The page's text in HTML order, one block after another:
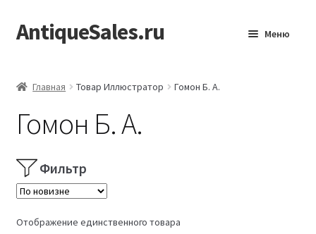
Перейти
к
Перейти
к
AntiqueSales.ru Меню
Главная Товар Иллюстратор Гомон Б. А.
Гомон Б. А.
Фильтр
Отображение единственного товара